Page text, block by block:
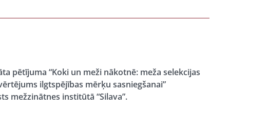
pētījuma “Koki un meži nākotnē: meža selekcijas
ilgtspējības mērķu sasniegšanai”
mežzinātnes institūtā “Silava”.